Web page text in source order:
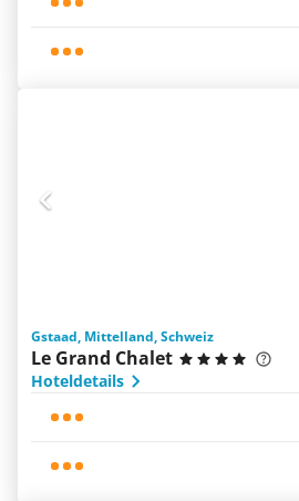
Gstaad, Mittelland, Schweiz
Le Grand Chalet
Hoteldetails